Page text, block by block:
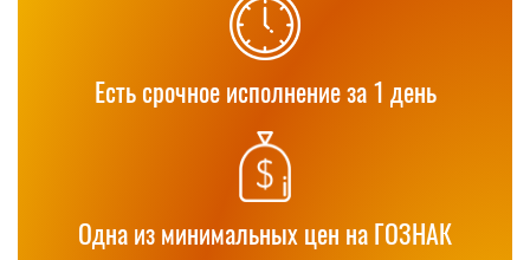
Есть срочное исполнение за 1 день
Одна из минимальных цен на ГОЗНАК